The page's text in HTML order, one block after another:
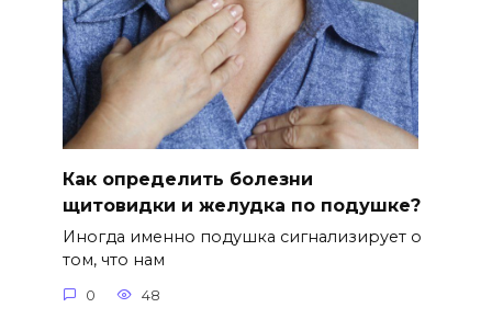
Как определить болезни
щитовидки и желудка по подушке?
Иногда именно подушка сигнализирует о
том, что нам
0 48